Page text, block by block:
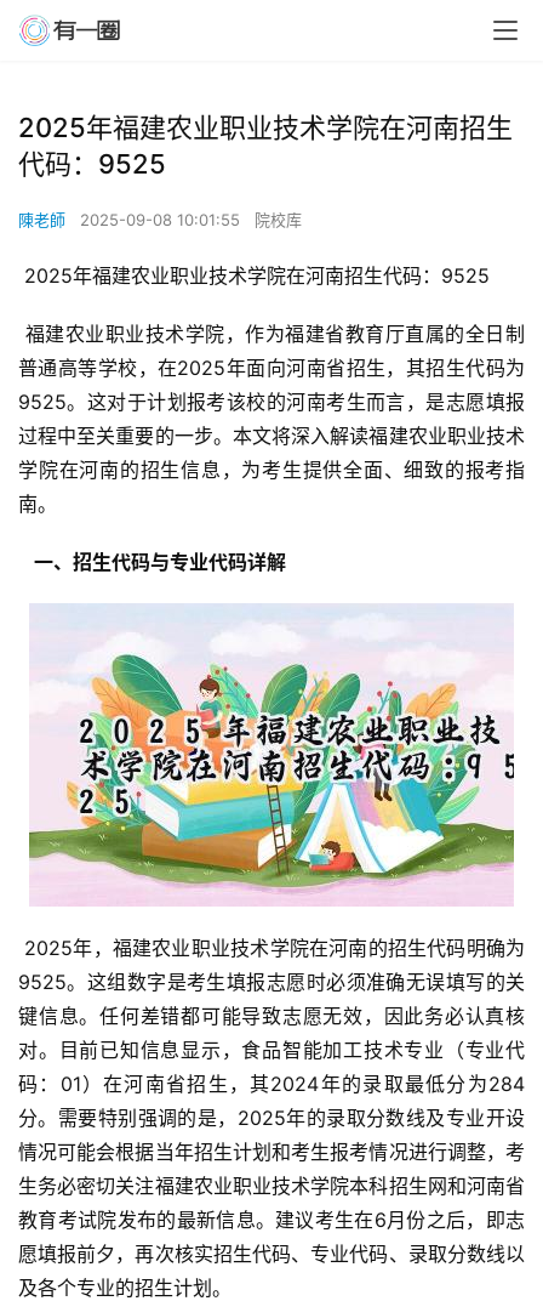
2025年福建农业职业技术学院在河南招生
代码：9525
陳老師 2025-09-08 10:01:55 院校库
2025年福建农业职业技术学院在河南招生代码：9525
普通高等学校，在2025年面向河南省招生，其招生代码为
9525。这对于计划报考该校的河南考生而言，是志愿填报
过程中至关重要的一步。本文将深入解读福建农业职业技术
学院在河南的招生信息，为考生提供全面、细致的报考指
南。
  一、招生代码与专业代码详解
9525。这组数字是考生填报志愿时必须准确无误填写的关
键信息。任何差错都可能导致志愿无效，因此务必认真核
对。目前已知信息显示，食品智能加工技术专业（专业代
码：01）在河南省招生，其2024年的录取最低分为284
分。需要特别强调的是，2025年的录取分数线及专业开设
情况可能会根据当年招生计划和考生报考情况进行调整，考
生务必密切关注福建农业职业技术学院本科招生网和河南省
教育考试院发布的最新信息。建议考生在6月份之后，即志
愿填报前夕，再次核实招生代码、专业代码、录取分数线以
及各个专业的招生计划。